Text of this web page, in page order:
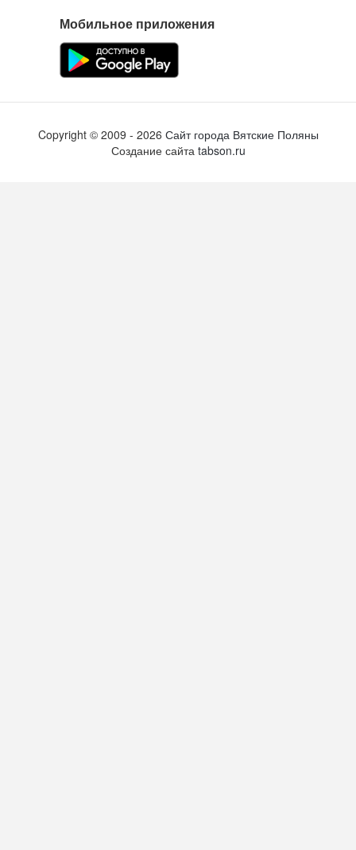
Мобильное приложения
Copyright © 2009 - 2026 Сайт города Вятские Поляны
Создание сайта tabson.ru